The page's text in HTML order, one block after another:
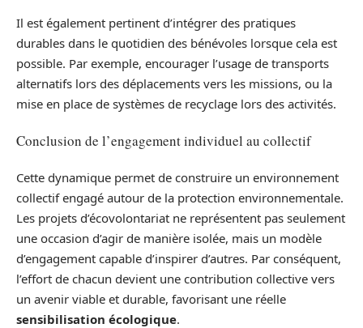
Il est également pertinent d’intégrer des pratiques
durables dans le quotidien des bénévoles lorsque cela est
possible. Par exemple, encourager l’usage de transports
alternatifs lors des déplacements vers les missions, ou la
mise en place de systèmes de recyclage lors des activités.
Conclusion de l’engagement individuel au collectif
Cette dynamique permet de construire un environnement
collectif engagé autour de la protection environnementale.
Les projets d’écovolontariat ne représentent pas seulement
une occasion d’agir de manière isolée, mais un modèle
d’engagement capable d’inspirer d’autres. Par conséquent,
l’effort de chacun devient une contribution collective vers
un avenir viable et durable, favorisant une réelle
sensibilisation écologique.